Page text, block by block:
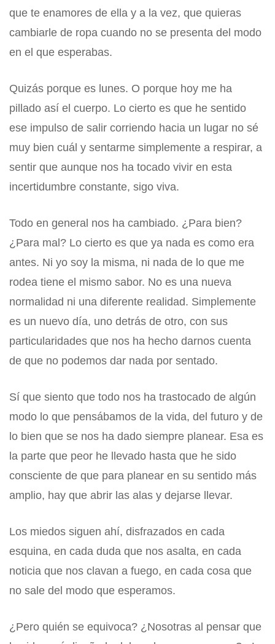
que te enamores de ella y a la vez, que quieras
cambiarle de ropa cuando no se presenta del modo
en el que esperabas.
Quizás porque es lunes. O porque hoy me ha
pillado así el cuerpo. Lo cierto es que he sentido
ese impulso de salir corriendo hacia un lugar no sé
muy bien cuál y sentarme simplemente a respirar, a
sentir que aunque nos ha tocado vivir en esta
incertidumbre constante, sigo viva.
Todo en general nos ha cambiado. ¿Para bien?
¿Para mal? Lo cierto es que ya nada es como era
antes. Ni yo soy la misma, ni nada de lo que me
rodea tiene el mismo sabor. No es una nueva
normalidad ni una diferente realidad. Simplemente
es un nuevo día, uno detrás de otro, con sus
particularidades que nos ha hecho darnos cuenta
de que no podemos dar nada por sentado.
Sí que siento que todo nos ha trastocado de algún
modo lo que pensábamos de la vida, del futuro y de
lo bien que se nos ha dado siempre planear. Esa es
la parte que peor he llevado hasta que he sido
consciente de que para planear en su sentido más
amplio, hay que abrir las alas y dejarse llevar.
Los miedos siguen ahí, disfrazados en cada
esquina, en cada duda que nos asalta, en cada
noticia que nos clavan a fuego, en cada cosa que
no sale del modo que esperamos.
¿Pero quién se equivoca? ¿Nosotras al pensar que